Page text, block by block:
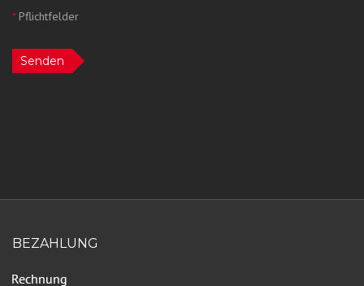
*Pflichtfelder
Senden
BEZAHLUNG